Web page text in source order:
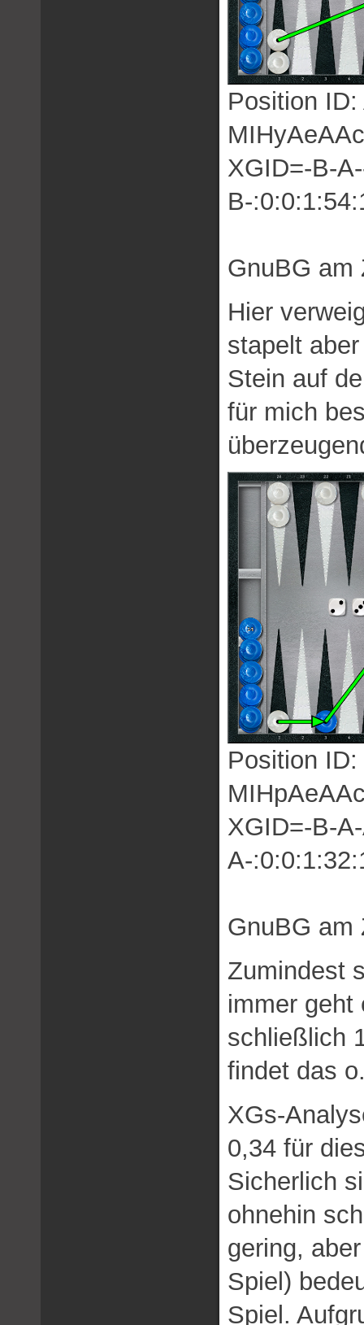
Position
XGID=-B-
B-
GnuBG am
Hier
stapelt
Stein auf
für mich
Position
XGID=-B-
A-
GnuBG am
Zumindest
immer geht
schließlich
findet das
XGs-
0,34 für
Sicherlich
ohnehin
gering,
Spiel)
Spiel.